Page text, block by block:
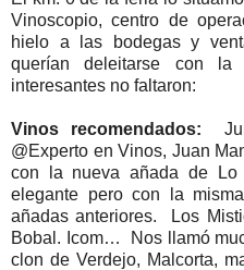
Vinoscopio, centro de
hielo a las bodegas y
querían deleitarse con la
interesantes no faltaron:
Vinos recomendados:
@Experto en Vinos, Juan
con la nueva añada de Lo
elegante pero con la
añadas anteriores. Los
Bobal. Icom… Nos llamó
clon de Verdejo, Malcorta,